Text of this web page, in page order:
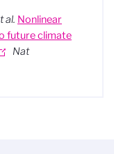
al. Nonlinear
future climate
Nat